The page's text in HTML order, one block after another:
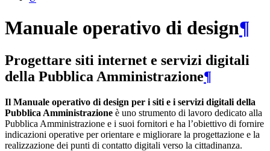
Manuale operativo di design¶
Progettare siti internet e servizi digitali
della Pubblica Amministrazione¶
Il Manuale operativo di design per i siti e i servizi digitali della
Pubblica Amministrazione è uno strumento di lavoro dedicato alla
Pubblica Amministrazione e i suoi fornitori e ha l’obiettivo di fornire
indicazioni operative per orientare e migliorare la progettazione e la
realizzazione dei punti di contatto digitali verso la cittadinanza.